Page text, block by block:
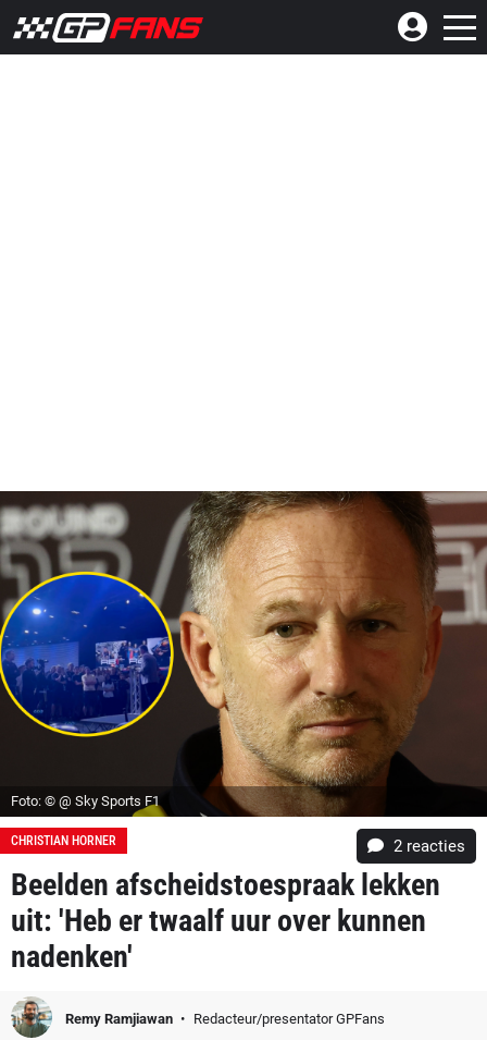
Foto: © @ Sky Sports F1
CHRISTIAN HORNER 2 reacties
Beelden afscheidstoespraak lekken
uit: 'Heb er twaalf uur over kunnen
nadenken'
Remy Ramjiawan Redacteur/presentator GPFans